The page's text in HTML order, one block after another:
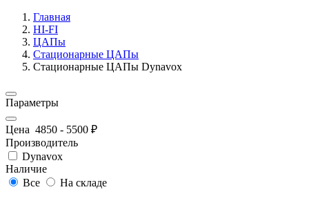
Главная
HI-FI
ЦАПы
Стационарные ЦАПы
Стационарные ЦАПы Dynavox
Параметры
Цена 4850 - 5500 ₽
Производитель
Dynavox
Наличие
Все
На складе